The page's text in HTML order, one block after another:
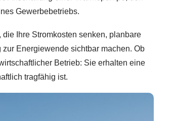
Gewerbebetriebs.
Ihre Stromkosten senken, planbare
Energiewende sichtbar machen. Ob
Betrieb: Sie erhalten eine
tragfähig ist.